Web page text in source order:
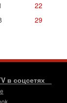
22
29
в соцсетях